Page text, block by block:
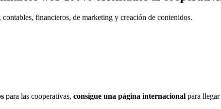
financieros, de marketing y creación de contenidos.
para las cooperativas, consigue una página internacional para